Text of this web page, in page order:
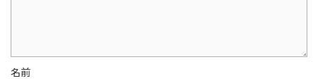
名前